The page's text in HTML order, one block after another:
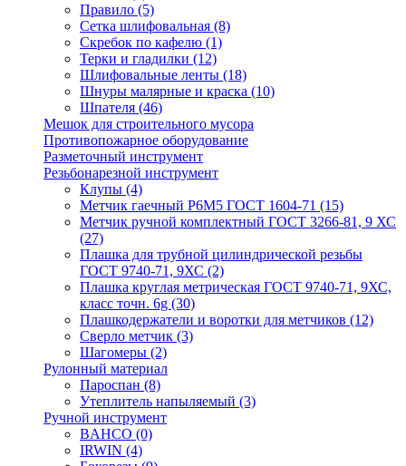
Правило (5)
Сетка шлифовальная (8)
Скребок по кафелю (1)
Терки и гладилки (12)
Шлифовальные ленты (18)
Шнуры малярные и краска (10)
Шпателя (46)
Мешок для строительного мусора
Противопожарное оборудование
Разметочный инструмент
Резьбонарезной инструмент
Клупы (4)
Метчик гаечный Р6М5 ГОСТ 1604-71 (15)
Метчик ручной комплектный ГОСТ 3266-81, 9 ХС
(27)
Плашка для трубной цилиндрической резьбы
ГОСТ 9740-71, 9ХС (2)
Плашка круглая метрическая ГОСТ 9740-71, 9ХС,
класс точн. 6g (30)
Плашкодержатели и воротки для метчиков (12)
Сверло метчик (3)
Шагомеры (2)
Рулонный материал
Пароспан (8)
Утеплитель напыляемый (3)
Ручной инструмент
BAHCO (0)
IRWIN (4)